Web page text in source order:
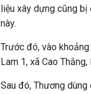
liệu xây dựng cũng
này.
Trước đó, vào
Lam 1, xã Cao
Sau đó, Thương